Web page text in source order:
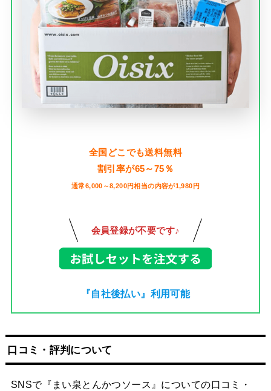
全国どこでも送料無料
割引率が65～75％
通常6,000～8,200円相当の内容が1,980円
会員登録が不要です♪
『自社後払い』利用可能
口コミ・評判について
SNSで『まい泉とんかつソース』についての口コミ・